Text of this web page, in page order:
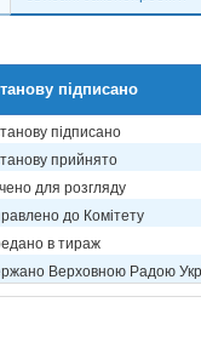
підписано
підписано
прийнято
для розгляду
до Комітету
в тираж
Верховною Радою